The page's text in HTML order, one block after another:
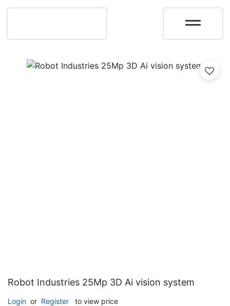
Robot Industries 25Mp 3D Ai vision system
Login or Register to view price